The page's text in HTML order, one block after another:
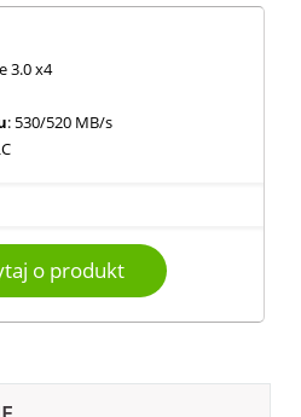
3.0 x4
: 530/520 MB/s
o produkt